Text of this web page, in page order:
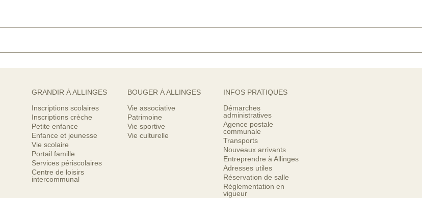
GRANDIR À ALLINGES
Inscriptions scolaires
Inscriptions crèche
Petite enfance
Enfance et jeunesse
Vie scolaire
Portail famille
Services périscolaires
Centre de loisirs
intercommunal
BOUGER À ALLINGES
Vie associative
Patrimoine
Vie sportive
Vie culturelle
INFOS PRATIQUES
Démarches
administratives
Agence postale
communale
Transports
Nouveaux arrivants
Entreprendre à Allinges
Adresses utiles
Réservation de salle
Réglementation en
vigueur